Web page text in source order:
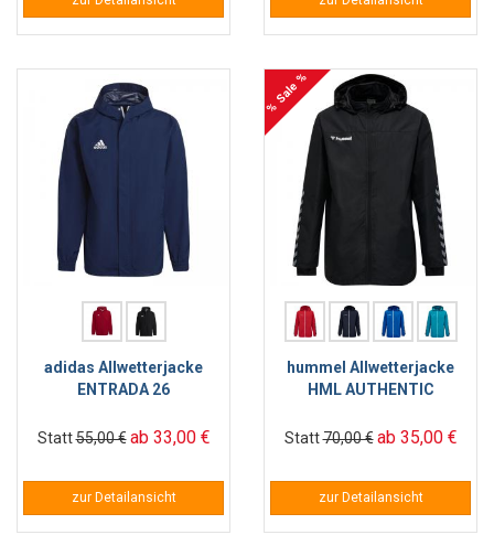
adidas Allwetterjacke
ENTRADA 26
Statt55,00 € ab 33,00 €
zur Detailansicht
% Sale %
hummel Allwetterjacke
HML AUTHENTIC
Statt70,00 € ab 35,00 €
zur Detailansicht